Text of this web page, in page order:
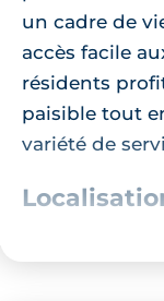
un cadre de
accès facile
résidents
paisible tout
variété de